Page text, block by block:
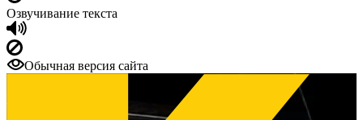
Озвучивание текста
Обычная версия сайта